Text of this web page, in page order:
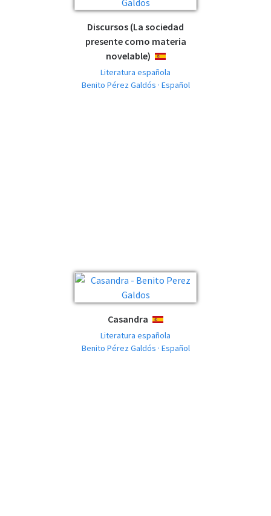
Discursos (La sociedad
presente como materia
novelable)
ESPAÑOL
Literatura española
Benito Pérez Galdós · Español
Casandra ESPAÑOL
Literatura española
Benito Pérez Galdós · Español